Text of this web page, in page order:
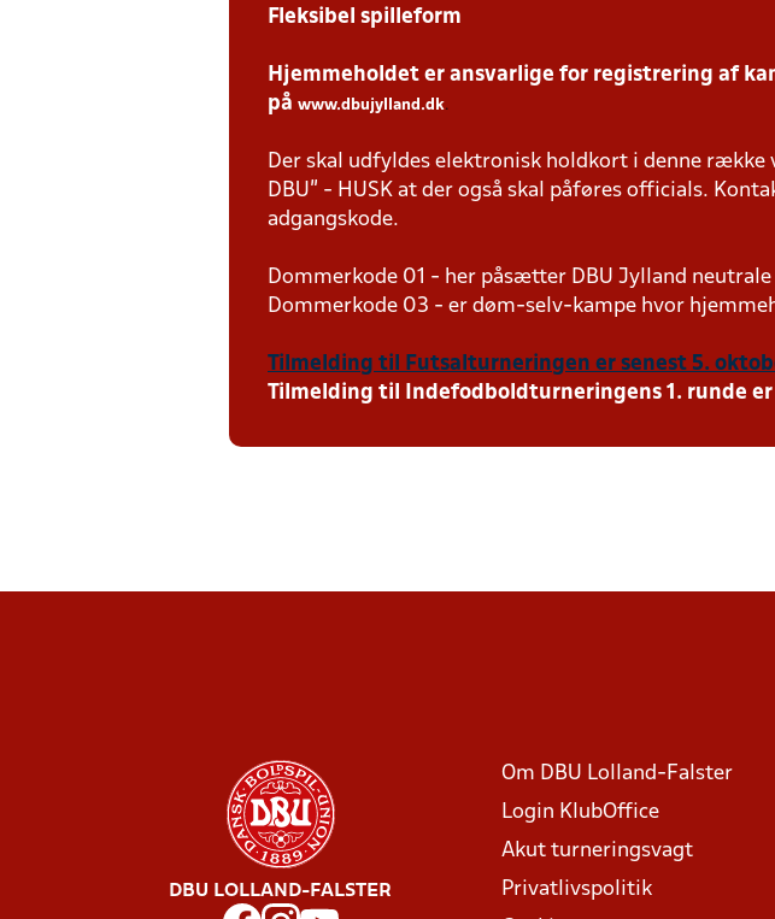
Fleksibel spilleform
Hjemmeholdet er ansvarlige for registrering af
på www.dbujylland.dk.
Der skal udfyldes elektronisk holdkort i denne
DBU" - HUSK at der også skal påføres officials.
adgangskode.
Dommerkode 01 - her påsætter DBU Jylland
Dommerkode 03 - er døm-selv-kampe hvor
Tilmelding til Futsalturneringen er senest 5.
Tilmelding til Indefodboldturneringens 1. runde
DBU LOLLAND-FALSTER
Om DBU Lolland-Falster
Login KlubOffice
Akut turneringsvagt
Privatlivspolitik